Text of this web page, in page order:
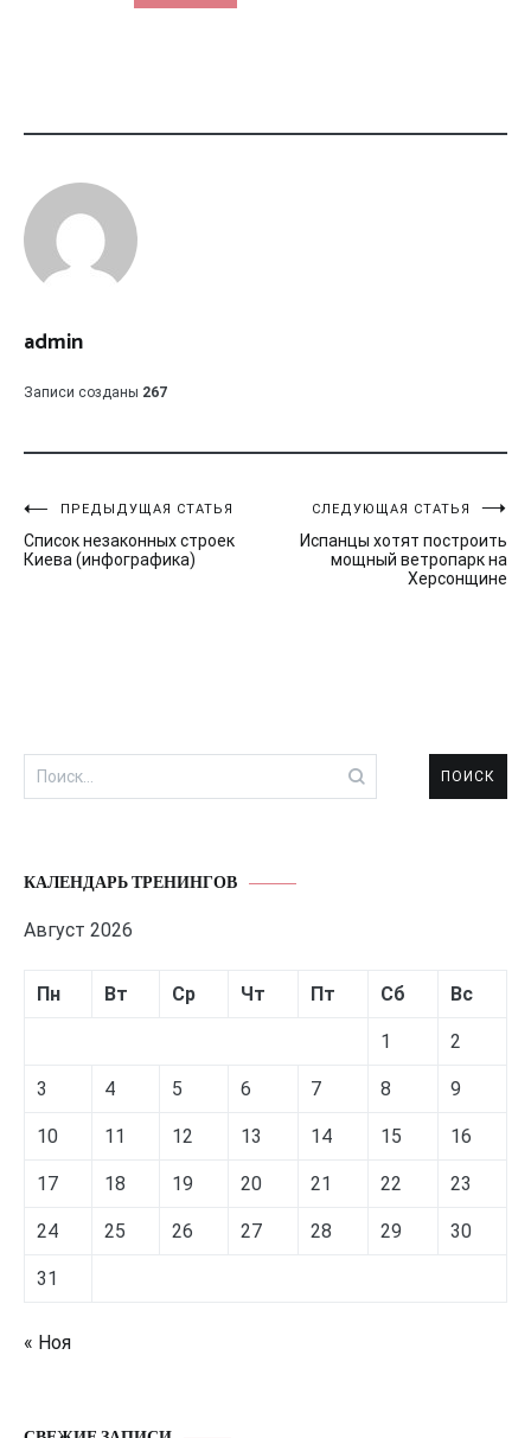
admin
Записи созданы 267
Навигация
по
ПРЕДЫДУЩАЯ СТАТЬЯ
Список незаконных строек
Киева (инфографика)
СЛЕДУЮЩАЯ СТАТЬЯ
Испанцы хотят построить
мощный ветропарк на
Херсонщине
Найти:
КАЛЕНДАРЬ ТРЕНИНГОВ
Август 2026
Пн Вт Ср Чт Пт Сб Вс
1 2
3 4 5 6 7 8 9
10 11 12 13 14 15 16
17 18 19 20 21 22 23
24 25 26 27 28 29 30
31
« Ноя